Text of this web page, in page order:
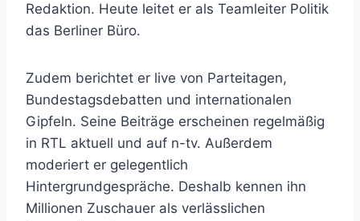
Redaktion. Heute leitet er als Teamleiter Politik
das Berliner Büro.
Zudem berichtet er live von Parteitagen,
Bundestagsdebatten und internationalen
Gipfeln. Seine Beiträge erscheinen regelmäßig
in RTL aktuell und auf n-tv. Außerdem
moderiert er gelegentlich
Hintergrundgespräche. Deshalb kennen ihn
Millionen Zuschauer als verlässlichen